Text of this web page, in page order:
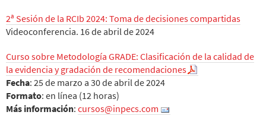
2ª Sesión de la RCIb 2024: Toma de decisiones compartidas
Videoconferencia. 16 de abril de 2024
Curso sobre Metodología GRADE: Clasificación de la calidad de
la evidencia y gradación de recomendaciones
Fecha: 25 de marzo a 30 de abril de 2024
Formato: en línea (12 horas)
Más información: cursos@inpecs.com